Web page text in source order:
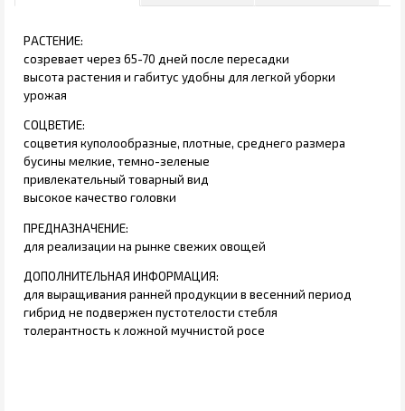
РАСТЕНИЕ:
созревает через 65-70 дней после пересадки
высота растения и габитус удобны для легкой уборки
урожая
СОЦВЕТИЕ:
соцветия куполообразные, плотные, среднего размера
бусины мелкие, темно-зеленые
привлекательный товарный вид
высокое качество головки
ПРЕДНАЗНАЧЕНИЕ:
для реализации на рынке свежих овощей
ДОПОЛНИТЕЛЬНАЯ ИНФОРМАЦИЯ:
для выращивания ранней продукции в весенний период
гибрид не подвержен пустотелости стебля
толерантность к ложной мучнистой росе